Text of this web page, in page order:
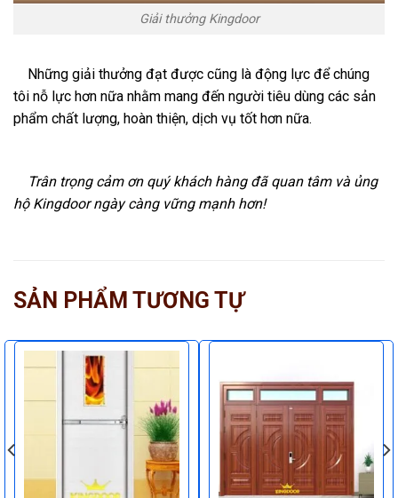
Giải thưởng Kingdoor
Những giải thưởng đạt được cũng là động lực để chúng
tôi nỗ lực hơn nữa nhằm mang đến người tiêu dùng các sản
phẩm chất lượng, hoàn thiện, dịch vụ tốt hơn nữa.
Trân trọng cảm ơn quý khách hàng đã quan tâm và ủng
hộ Kingdoor ngày càng vững mạnh hơn!
SẢN PHẨM TƯƠNG TỰ